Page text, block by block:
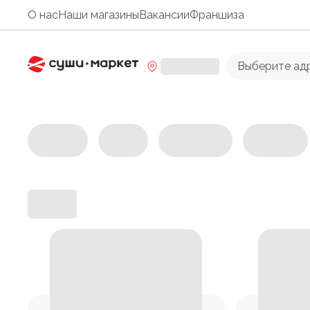
О насНаши магазиныВакансииФраншиза
Выберите